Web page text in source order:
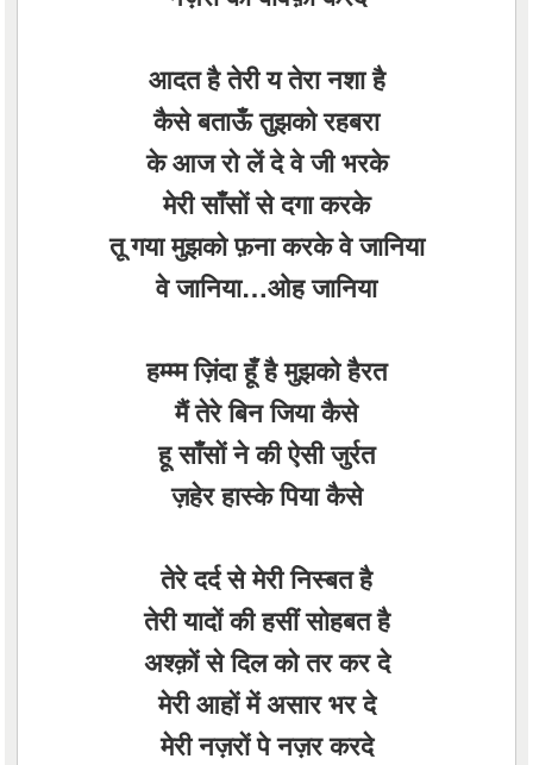
आदत है तेरी य तेरा नशा है
कैसे बताऊँ तुझको रहबरा
के आज रो लें दे वे जी भरके
मेरी साँसों से दगा करके
तू गया मुझको फ़ना करके वे जानिया
वे जानिया…ओह जानिया
हम्म्म ज़िंदा हूँ है मुझको हैरत
मैं तेरे बिन जिया कैसे
हू साँसों ने की ऐसी जुर्रत
ज़हेर हास्के पिया कैसे
तेरे दर्द से मेरी निस्बत है
तेरी यादों की हसीं सोहबत है
अश्क़ों से दिल को तर कर दे
मेरी आहों में असार भर दे
मेरी नज़रों पे नज़र करदे